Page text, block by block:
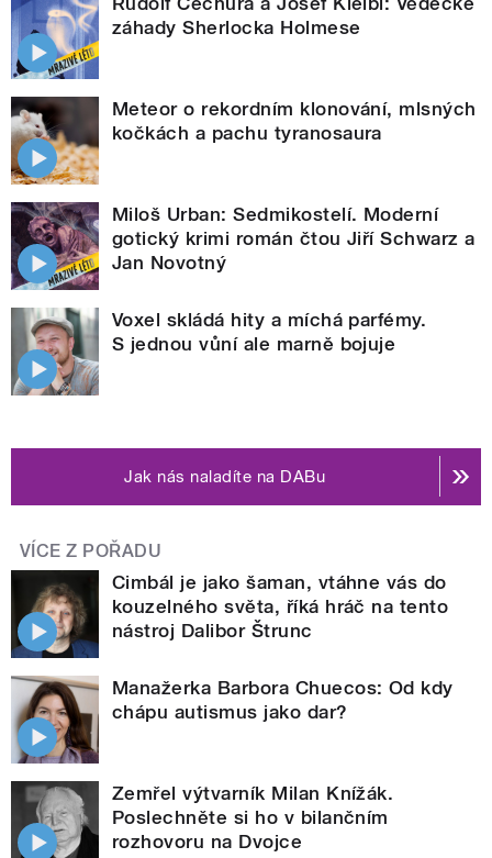
záhady Sherlocka Holmese
Meteor o rekordním klonování, mlsných
kočkách a pachu tyranosaura
Miloš Urban: Sedmikostelí. Moderní
gotický krimi román čtou Jiří Schwarz a
Jan Novotný
Voxel skládá hity a míchá parfémy.
S jednou vůní ale marně bojuje
Jak nás naladíte na DABu
VÍCE Z POŘADU
Cimbál je jako šaman, vtáhne vás do
kouzelného světa, říká hráč na tento
nástroj Dalibor Štrunc
Manažerka Barbora Chuecos: Od kdy
chápu autismus jako dar?
Zemřel výtvarník Milan Knížák.
Poslechněte si ho v bilančním
rozhovoru na Dvojce